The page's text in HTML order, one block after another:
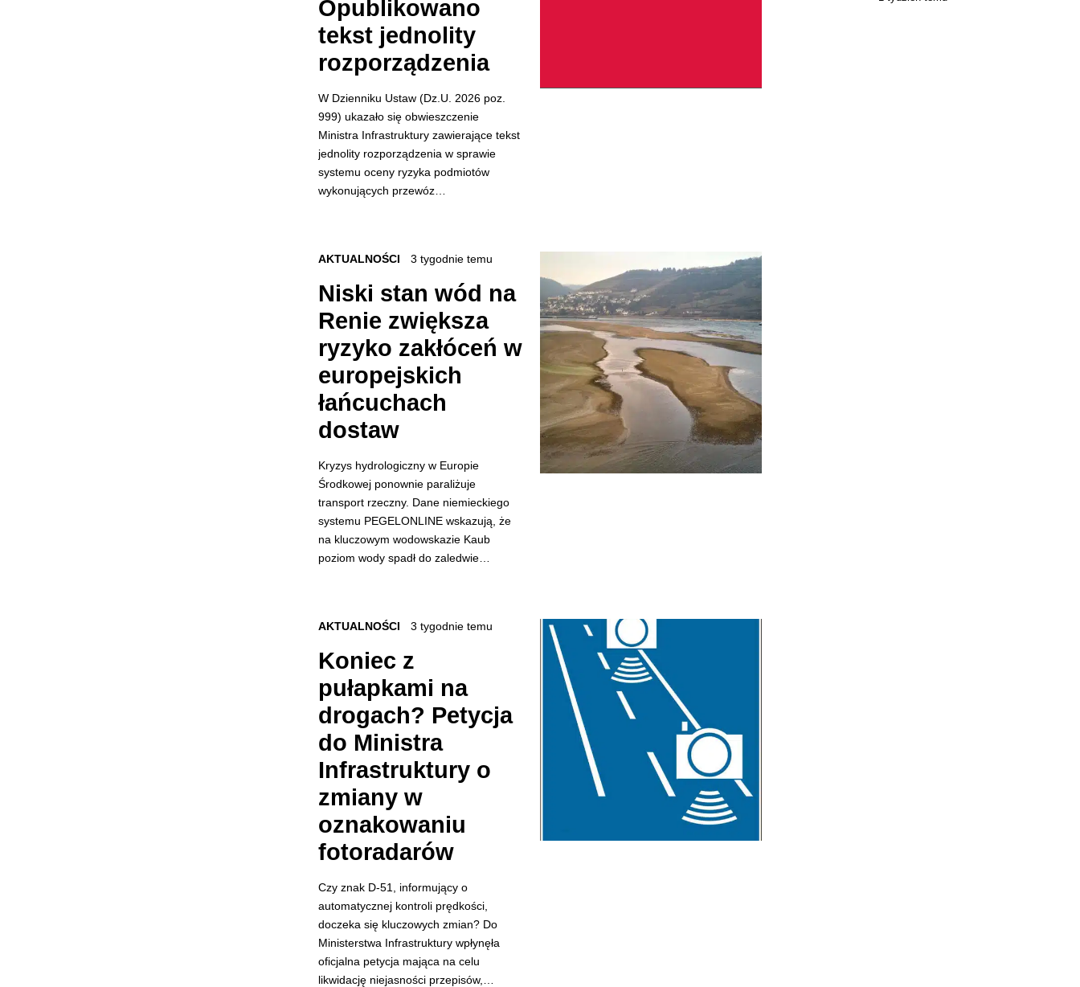
Opublikowano
tekst jednolity
rozporządzenia
W Dzienniku Ustaw (Dz.U. 2026 poz.
999) ukazało się obwieszczenie
Ministra Infrastruktury zawierające tekst
jednolity rozporządzenia w sprawie
systemu oceny ryzyka podmiotów
wykonujących przewóz…
AKTUALNOŚCI 3 tygodnie temu
Niski stan wód na
Renie zwiększa
ryzyko zakłóceń w
europejskich
łańcuchach
dostaw
Kryzys hydrologiczny w Europie
Środkowej ponownie paraliżuje
transport rzeczny. Dane niemieckiego
systemu PEGELONLINE wskazują, że
na kluczowym wodowskazie Kaub
poziom wody spadł do zaledwie…
AKTUALNOŚCI 3 tygodnie temu
Koniec z
pułapkami na
drogach? Petycja
do Ministra
Infrastruktury o
zmiany w
oznakowaniu
fotoradarów
Czy znak D-51, informujący o
automatycznej kontroli prędkości,
doczeka się kluczowych zmian? Do
Ministerstwa Infrastruktury wpłynęła
oficjalna petycja mająca na celu
likwidację niejasności przepisów,…